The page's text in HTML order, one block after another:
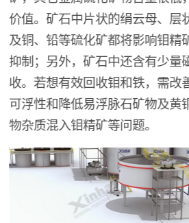
价值。矿石中片状的绢云母、层
及铜、铅等硫化矿都将影响钼精
抑制；另外，矿石中还含有少量
收。若想有效回收钼和铁，需改
可浮性和降低易浮脉石矿物及黄
物杂质混入钼精矿等问题。